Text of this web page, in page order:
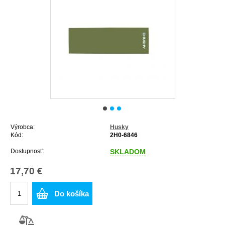
Výrobca:
Husky
Kód:
2H0-6846
Dostupnosť: SKLADOM
17,70 €
Do košíka